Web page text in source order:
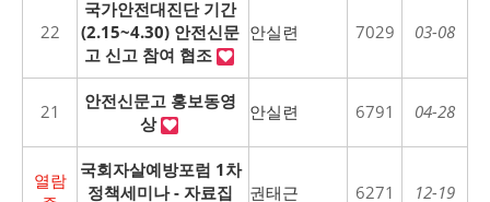
22
국가안전대진단 기간
(2.15~4.30) 안전신문
고 신고 참여 협조
안실련 7029 03-08
21
안전신문고 홍보동영
상
안실련 6791 04-28
열람
국회자살예방포럼 1차
정책세미나 - 자료집
권태근 6271 12-19